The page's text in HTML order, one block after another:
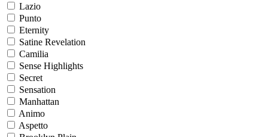
Lazio
Punto
Eternity
Satine Revelation
Camilia
Sense Highlights
Secret
Sensation
Manhattan
Animo
Aspetto